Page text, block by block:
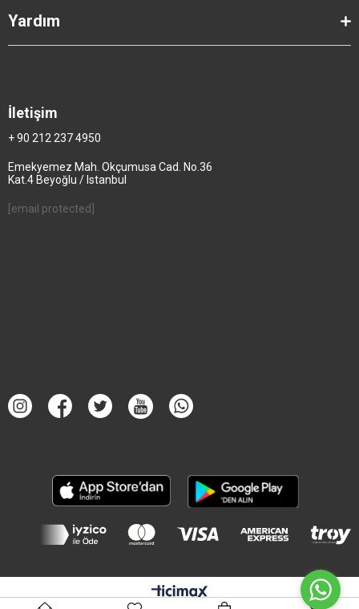
Yardım
İletişim
+ 90 212 237 4950
Emekyemez Mah. Okçumusa Cad. No.36
Kat.4 Beyoğlu / Istanbul
[email protected]